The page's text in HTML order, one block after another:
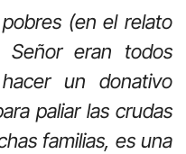
(en el relato
Señor eran todos
un donativo
paliar las crudas
familias, es una